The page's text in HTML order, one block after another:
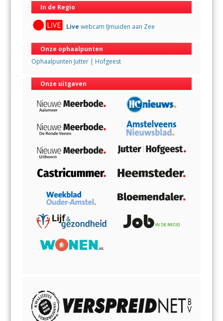
In de Regio
Live webcam IJmuiden aan Zee
Onze ophaalpunten
Ophaalpunten Jutter | Hofgeest
Onze uitgaven